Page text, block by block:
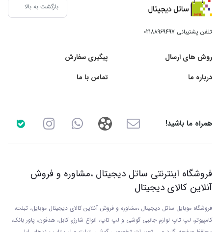
بازگشت به بالا
تلفن پشتیبانی 02188969497
روش های ارسال
پیگیری سفارش
درباره ما
تماس با ما
همراه ما باشید!
فروشگاه اینترنتی ساتل دیجیتال ،مشاوره و فروش
آنلاین کالای دیجیتال
فروشگاه موبایل ساتل دیجیتال ،مشاوره و فروش آنلاین کالای دیجیتال موبایل، تبلت،
کامپیوتر، لپ تاپ لوازم جانبی گوشی و لپ تاپ، انواع شارژر، کابل، هدفون، پاور بانک،